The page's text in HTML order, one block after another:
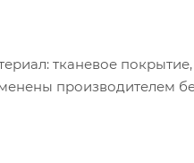
тканевое
производителем